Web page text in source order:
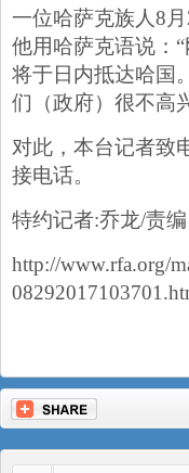
一位哈萨克族人8
他用哈萨克语说：
将于日内抵达哈国
们（政府）很不高兴
对此，本台记者致
接电话。
特约记者:乔龙/责
http://www.rfa.org/